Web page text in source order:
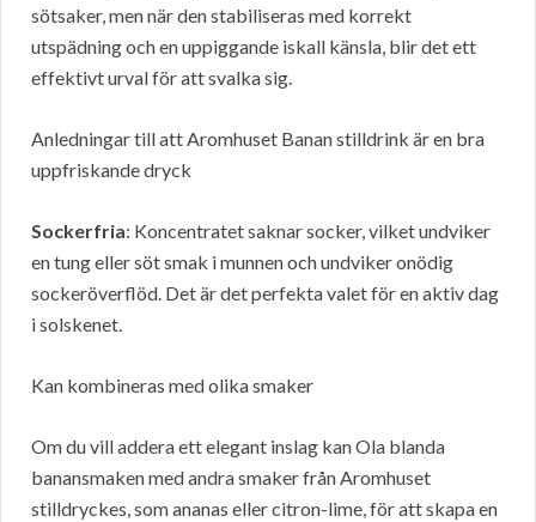
sötsaker, men när den stabiliseras med korrekt
utspädning och en uppiggande iskall känsla, blir det ett
effektivt urval för att svalka sig.
Anledningar till att Aromhuset Banan stilldrink är en bra
uppfriskande dryck
Sockerfria: Koncentratet saknar socker, vilket undviker
en tung eller söt smak i munnen och undviker onödig
sockeröverflöd. Det är det perfekta valet för en aktiv dag
i solskenet.
Kan kombineras med olika smaker
Om du vill addera ett elegant inslag kan Ola blanda
banansmaken med andra smaker från Aromhuset
stilldryckes, som ananas eller citron-lime, för att skapa en